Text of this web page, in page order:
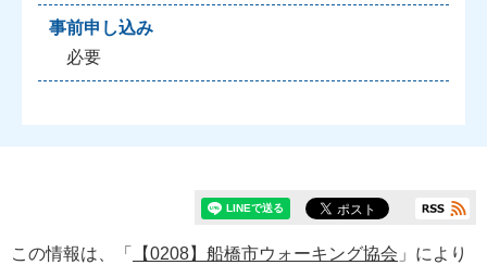
事前申し込み
必要
この情報は、「 【0208】船橋市ウォーキング協会 」により